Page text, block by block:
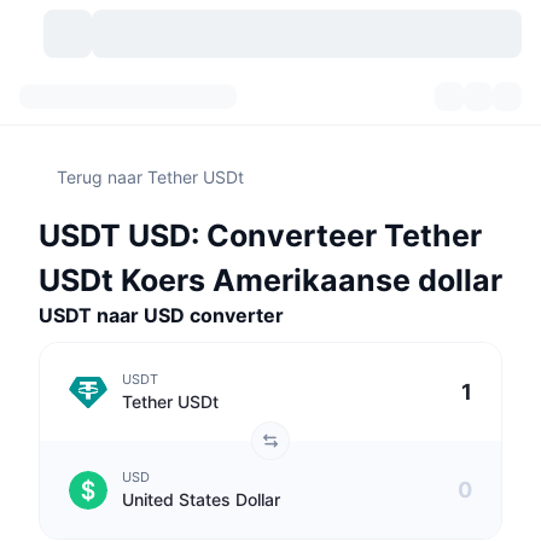
Historische snapshots
Token-ontgrendelingen
Activa uit de echte wereld
Spotmarkt
Aantal cryptovaluta's
BNB Schatkisten
Signalen
Populair
Nieuw
Meme-verkenner
Beurzen
Gecentraliseerde beurzen
Spot
Gedecentraliseerde beurs:
Community
Feeds
Live
Crypto-API
Producten
Terug naar Tether USDt
USDT USD: Converteer Tether
USDt Koers Amerikaanse dollar
USDT naar USD converter
USDT
Tether USDt
USD
United States Dollar